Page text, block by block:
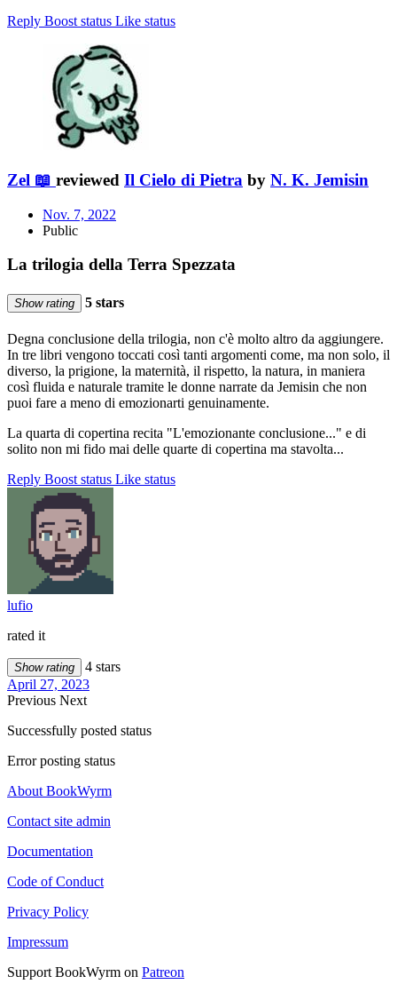
Reply Boost status Like status
Zel 📖 reviewed Il Cielo di Pietra by N. K. Jemisin
Nov. 7, 2022
Public
La trilogia della Terra Spezzata
Show rating 5 stars
Degna conclusione della trilogia, non c'è molto altro da aggiungere.
In tre libri vengono toccati così tanti argomenti come, ma non solo, il
diverso, la prigione, la maternità, il rispetto, la natura, in maniera
così fluida e naturale tramite le donne narrate da Jemisin che non
puoi fare a meno di emozionarti genuinamente.
La quarta di copertina recita "L'emozionante conclusione..." e di
solito non mi fido mai delle quarte di copertina ma stavolta...
Reply Boost status Like status
lufio
rated it
Show rating
4 stars
April 27, 2023
Previous Next
Successfully posted status
Error posting status
About BookWyrm
Contact site admin
Documentation
Code of Conduct
Privacy Policy
Impressum
Support BookWyrm on Patreon